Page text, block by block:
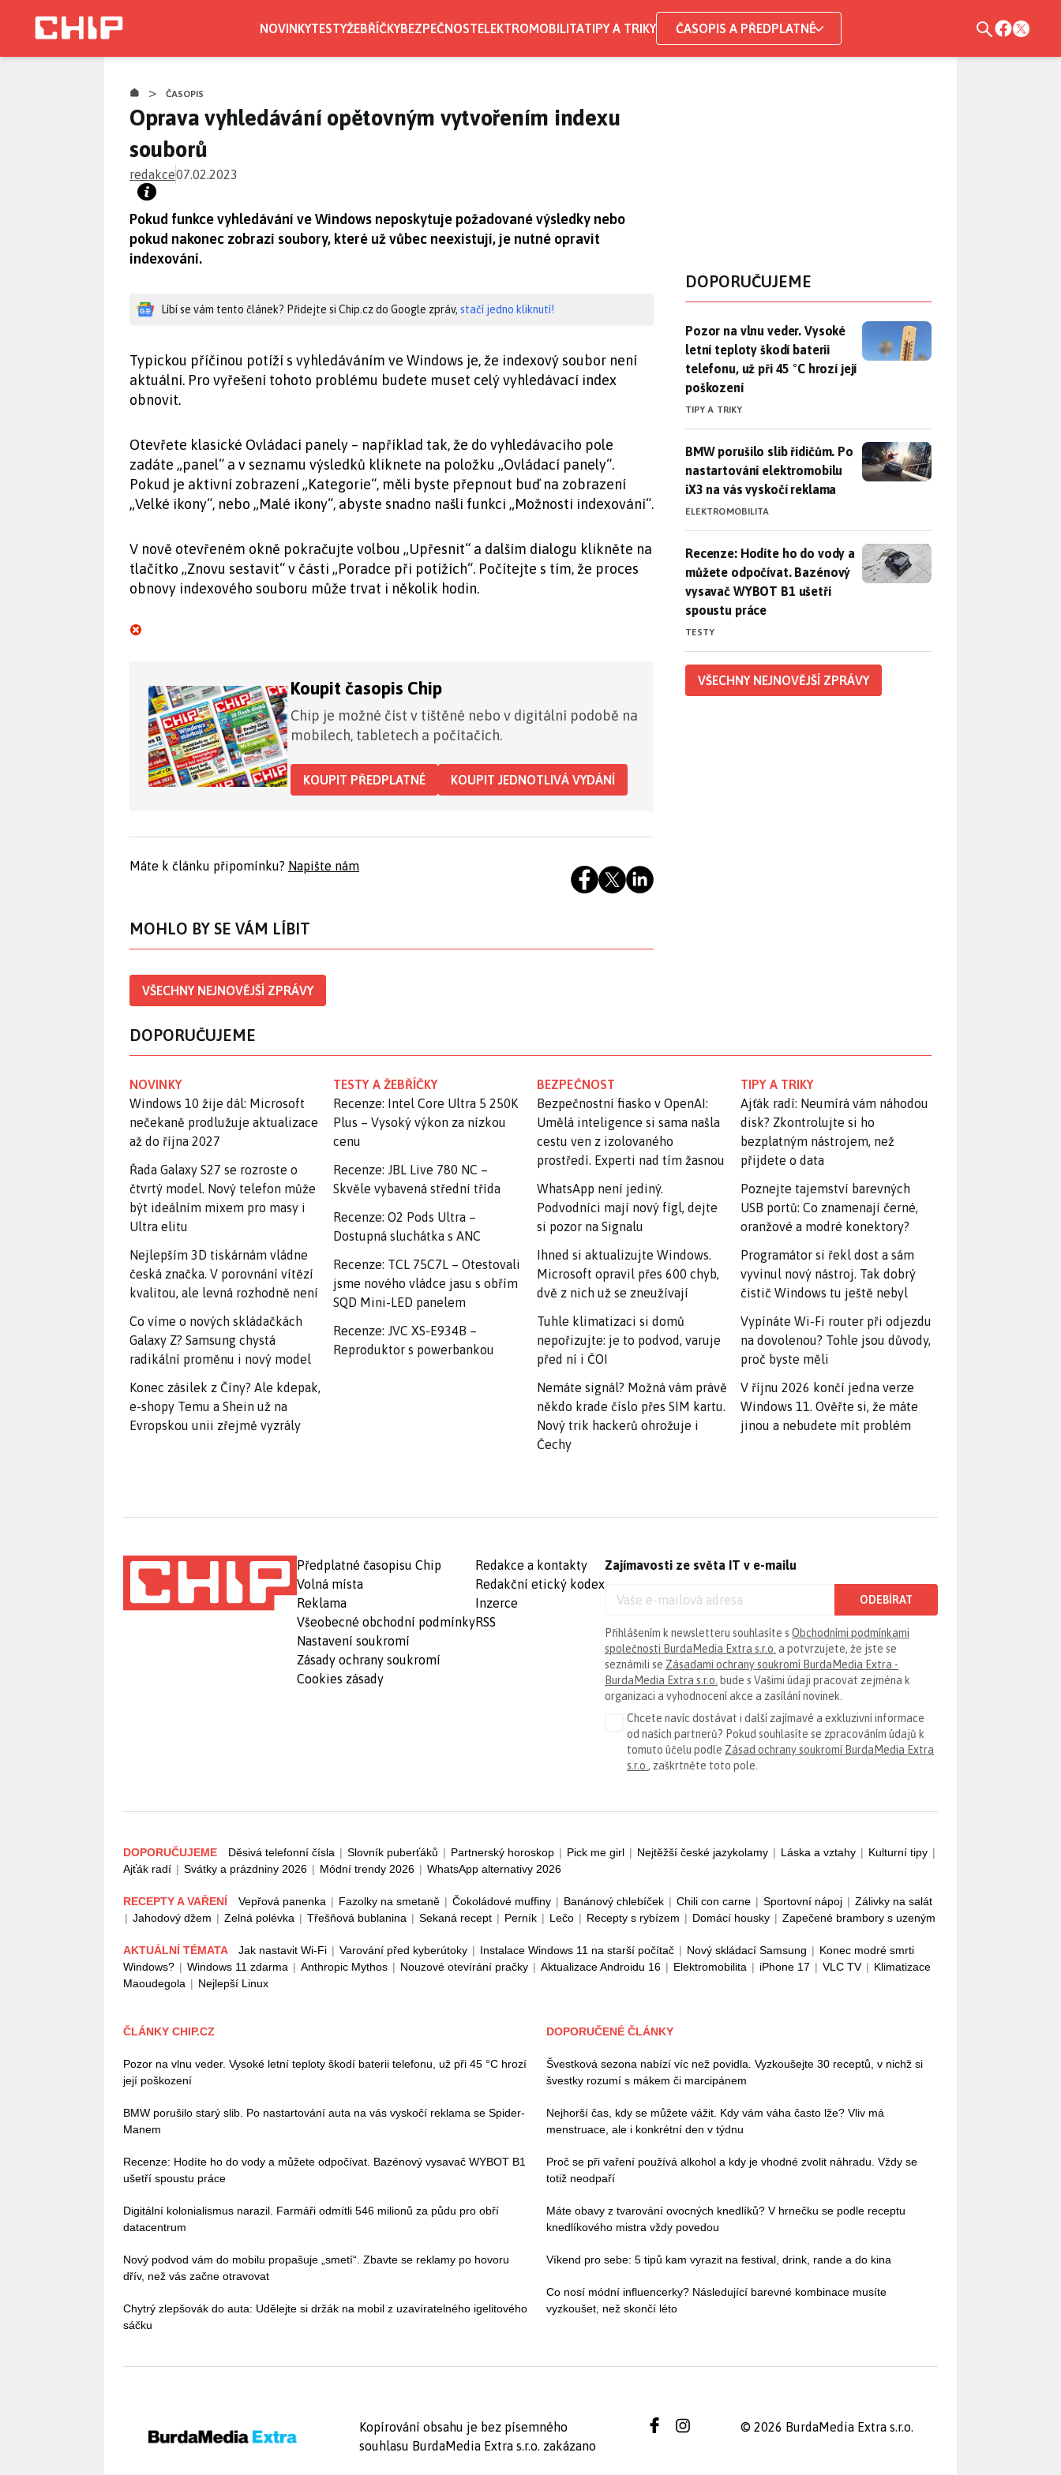
NOVINKYTESTYŽEBŘÍČKYBEZPEČNOSTELEKTROMOBILITATIPY A TRIKY ČASOPIS A PŘEDPLATNÉ
> ČASOPIS
Oprava vyhledávání opětovným vytvořením indexu
souborů
redakce07.02.2023
Pokud funkce vyhledávání ve Windows neposkytuje požadované výsledky nebo
pokud nakonec zobrazí soubory, které už vůbec neexistují, je nutné opravit
indexování.
Líbí se vám tento článek? Přidejte si Chip.cz do Google zpráv, stačí jedno kliknutí!
Typickou příčinou potíží s vyhledáváním ve Windows je, že indexový soubor není
aktuální. Pro vyřešení tohoto problému budete muset celý vyhledávací index
obnovit.
Otevřete klasické Ovládací panely – například tak, že do vyhledávacího pole
zadáte „panel“ a v seznamu výsledků kliknete na položku „Ovládací panely“.
Pokud je aktivní zobrazení „Kategorie“, měli byste přepnout buď na zobrazení
„Velké ikony“, nebo „Malé ikony“, abyste snadno našli funkci „Možnosti indexování“.
V nově otevřeném okně pokračujte volbou „Upřesnit“ a dalším dialogu klikněte na
tlačítko „Znovu sestavit“ v části „Poradce při potížích“. Počítejte s tím, že proces
obnovy indexového souboru může trvat i několik hodin.
Koupit časopis Chip
Chip je možné číst v tištěné nebo v digitální podobě na
mobilech, tabletech a počítačích.
KOUPIT PŘEDPLATNÉ KOUPIT JEDNOTLIVÁ VYDÁNÍ
Máte k článku připomínku? Napište nám
MOHLO BY SE VÁM LÍBIT
VŠECHNY NEJNOVĚJŠÍ ZPRÁVY
DOPORUČUJEME
Pozor na vlnu veder. Vysoké letní teploty škodí baterii telefonu,
Pozor na vlnu veder. Vysoké
letní teploty škodí baterii
telefonu, už při 45 °C hrozí její
poškození
TIPY A TRIKY
BMW porušilo slib řidičům. Po nastartování elektromobilu iX3 na
BMW porušilo slib řidičům. Po
nastartování elektromobilu
iX3 na vás vyskočí reklama
ELEKTROMOBILITA
Recenze: Hodíte ho do vody a můžete odpočívat. Bazénový
Recenze: Hodíte ho do vody a
můžete odpočívat. Bazénový
vysavač WYBOT B1 ušetří
spoustu práce
TESTY
VŠECHNY NEJNOVĚJŠÍ ZPRÁVY
DOPORUČUJEME
NOVINKY
Windows 10 žije dál: Microsoft
nečekaně prodlužuje aktualizace
až do října 2027
Řada Galaxy S27 se rozroste o
čtvrtý model. Nový telefon může
být ideálním mixem pro masy i
Ultra elitu
Nejlepším 3D tiskárnám vládne
česká značka. V porovnání vítězí
kvalitou, ale levná rozhodně není
Co víme o nových skládačkách
Galaxy Z? Samsung chystá
radikální proměnu i nový model
Konec zásilek z Číny? Ale kdepak,
e-shopy Temu a Shein už na
Evropskou unii zřejmě vyzrály
TESTY A ŽEBŘÍČKY
Recenze: Intel Core Ultra 5 250K
Plus – Vysoký výkon za nízkou
cenu
Recenze: JBL Live 780 NC –
Skvěle vybavená střední třída
Recenze: O2 Pods Ultra –
Dostupná sluchátka s ANC
Recenze: TCL 75C7L – Otestovali
jsme nového vládce jasu s obřím
SQD Mini-LED panelem
Recenze: JVC XS-E934B –
Reproduktor s powerbankou
BEZPEČNOST
Bezpečnostní fiasko v OpenAI:
Umělá inteligence si sama našla
cestu ven z izolovaného
prostředí. Experti nad tím žasnou
WhatsApp není jediný.
Podvodníci mají nový fígl, dejte
si pozor na Signalu
Ihned si aktualizujte Windows.
Microsoft opravil přes 600 chyb,
dvě z nich už se zneužívají
Tuhle klimatizaci si domů
nepořizujte: je to podvod, varuje
před ní i ČOI
Nemáte signál? Možná vám právě
někdo krade číslo přes SIM kartu.
Nový trik hackerů ohrožuje i
Čechy
TIPY A TRIKY
Ajťák radí: Neumírá vám náhodou
disk? Zkontrolujte si ho
bezplatným nástrojem, než
přijdete o data
Poznejte tajemství barevných
USB portů: Co znamenají černé,
oranžové a modré konektory?
Programátor si řekl dost a sám
vyvinul nový nástroj. Tak dobrý
čistič Windows tu ještě nebyl
Vypínáte Wi-Fi router při odjezdu
na dovolenou? Tohle jsou důvody,
proč byste měli
V říjnu 2026 končí jedna verze
Windows 11. Ověřte si, že máte
jinou a nebudete mít problém
Předplatné časopisu Chip
Volná místa
Reklama
Všeobecné obchodní podmínky
Nastavení soukromí
Zásady ochrany soukromí
Cookies zásady
Redakce a kontakty
Redakční etický kodex
Inzerce
RSS
Zajímavosti ze světa IT v e-mailu
ODEBÍRAT
Přihlášením k newsletteru souhlasíte s Obchodními podmínkami
společnosti BurdaMedia Extra s.r.o. a potvrzujete, že jste se
seznámili se Zásadami ochrany soukromí BurdaMedia Extra -
BurdaMedia Extra s.r.o. bude s Vašimi údaji pracovat zejména k
organizaci a vyhodnocení akce a zasílání novinek.
Chcete navíc dostávat i další zajímavé a exkluzivní informace
od našich partnerů? Pokud souhlasíte se zpracováním údajů k
tomuto účelu podle Zásad ochrany soukromí BurdaMedia Extra
s.r.o. , zaškrtněte toto pole.
DOPORUČUJEME Děsivá telefonní čísla | Slovník puberťáků | Partnerský horoskop | Pick me girl | Nejtěžší české jazykolamy | Láska a vztahy | Kulturní tipy |
Ajťák radí | Svátky a prázdniny 2026 | Módní trendy 2026 | WhatsApp alternativy 2026
RECEPTY A VAŘENÍ Vepřová panenka | Fazolky na smetaně | Čokoládové muffiny | Banánový chlebíček | Chili con carne | Sportovní nápoj | Zálivky na salát
| Jahodový džem | Zelná polévka | Třešňová bublanina | Sekaná recept | Perník | Lečo | Recepty s rybízem | Domácí housky | Zapečené brambory s uzeným
AKTUÁLNÍ TÉMATA Jak nastavit Wi-Fi | Varování před kyberútoky | Instalace Windows 11 na starší počítač | Nový skládací Samsung | Konec modré smrti
Windows? | Windows 11 zdarma | Anthropic Mythos | Nouzové otevírání pračky | Aktualizace Androidu 16 | Elektromobilita | iPhone 17 | VLC TV | Klimatizace
Maoudegola | Nejlepší Linux
ČLÁNKY CHIP.CZ
Pozor na vlnu veder. Vysoké letní teploty škodí baterii telefonu, už při 45 °C hrozí
její poškození
BMW porušilo starý slib. Po nastartování auta na vás vyskočí reklama se Spider-
Manem
Recenze: Hodíte ho do vody a můžete odpočívat. Bazénový vysavač WYBOT B1
ušetří spoustu práce
Digitální kolonialismus narazil. Farmáři odmítli 546 milionů za půdu pro obří
datacentrum
Nový podvod vám do mobilu propašuje „smetí“. Zbavte se reklamy po hovoru
dřív, než vás začne otravovat
Chytrý zlepšovák do auta: Udělejte si držák na mobil z uzavíratelného igelitového
sáčku
DOPORUČENÉ ČLÁNKY
Švestková sezona nabízí víc než povidla. Vyzkoušejte 30 receptů, v nichž si
švestky rozumí s mákem či marcipánem
Nejhorší čas, kdy se můžete vážit. Kdy vám váha často lže? Vliv má
menstruace, ale i konkrétní den v týdnu
Proč se při vaření používá alkohol a kdy je vhodné zvolit náhradu. Vždy se
totiž neodpaří
Máte obavy z tvarování ovocných knedlíků? V hrnečku se podle receptu
knedlíkového mistra vždy povedou
Víkend pro sebe: 5 tipů kam vyrazit na festival, drink, rande a do kina
Co nosí módní influencerky? Následující barevné kombinace musíte
vyzkoušet, než skončí léto
Kopírování obsahu je bez písemného
souhlasu BurdaMedia Extra s.r.o. zakázano
© 2026 BurdaMedia Extra s.r.o.